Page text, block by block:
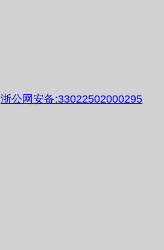
浙公网安备:33022502000295